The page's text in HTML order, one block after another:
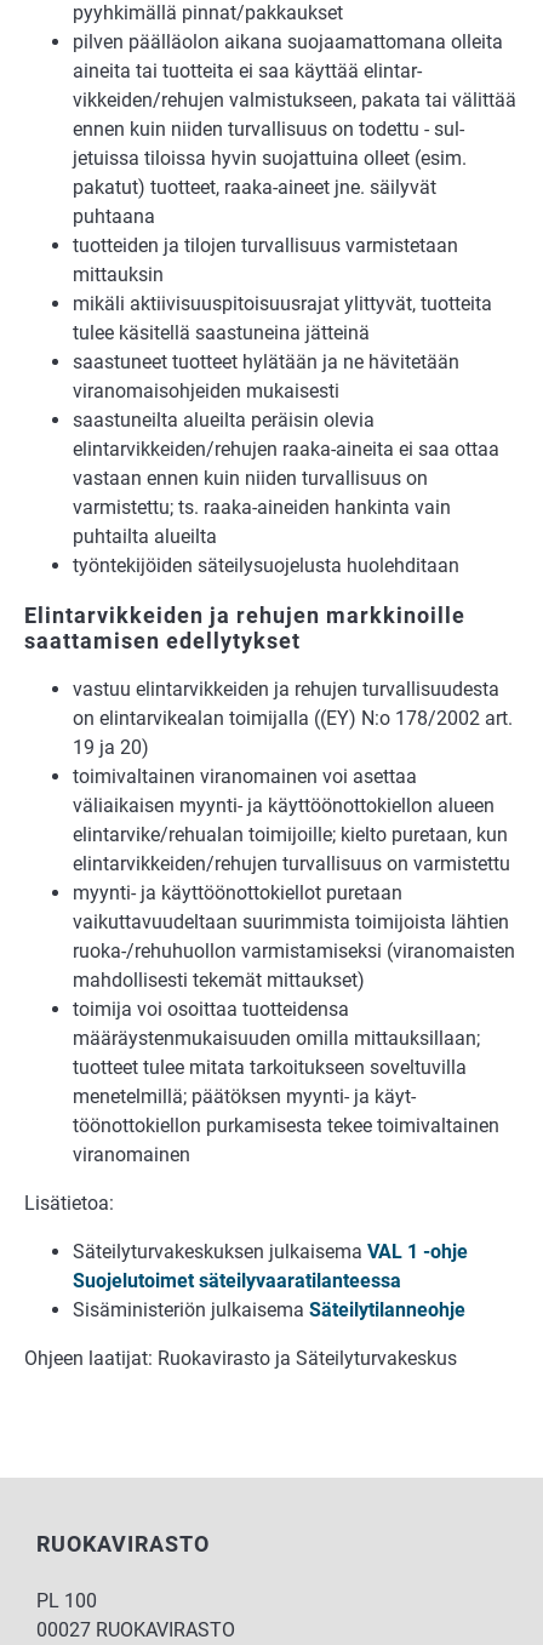
pyyhkimällä pinnat/pakkaukset
pilven päälläolon aikana suojaamattomana olleita
aineita tai tuotteita ei saa käyttää elintar­
vikkeiden/rehujen valmistukseen, pakata tai välittää
ennen kuin niiden turvallisuus on todettu - sul­
jetuissa tiloissa hyvin suojattuina olleet (esim.
pakatut) tuotteet, raaka-aineet jne. säilyvät
puhtaana
tuotteiden ja tilojen turvallisuus varmistetaan
mittauksin
mikäli aktiivisuuspitoisuusrajat ylittyvät, tuotteita
tulee käsitellä saastuneina jätteinä
saastuneet tuotteet hylätään ja ne hävitetään
viranomaisohjeiden mukaisesti
saastuneilta alueilta peräisin olevia
elintarvikkeiden/rehujen raaka-aineita ei saa ottaa
vastaan en­nen kuin niiden turvallisuus on
varmistettu; ts. raaka-aineiden hankinta vain
puhtailta alu­eilta
työntekijöiden säteilysuojelusta huolehditaan
Elintarvikkeiden ja rehujen markkinoille
saattamisen edellytykset
vastuu elintarvikkeiden ja rehujen turvallisuudesta
on elintarvikealan toimijalla ((EY) N:o 178/2002 art.
19 ja 20)
toimivaltainen viranomainen voi asettaa
väliaikaisen myynti- ja käyttöönottokiellon alueen
elintarvike/rehualan toimijoille; kielto puretaan, kun
elintarvikkeiden/rehujen turvallisuus on varmistettu
myynti- ja käyttöönottokiellot puretaan
vaikuttavuudeltaan suurimmista toimijoista läh­tien
ruoka-/rehuhuollon varmistamiseksi (viranomaisten
mahdollisesti tekemät mittaukset)
toimija voi osoittaa tuotteidensa
määräystenmukaisuuden omilla mittauksillaan;
tuot­teet tulee mitata tarkoitukseen soveltuvilla
menetelmillä; päätöksen myynti- ja käyt­
töönottokiellon purkamisesta tekee toimivaltainen
viranomainen
Lisätietoa:
Säteilyturvakeskuksen julkaisema VAL 1 -ohje
Suojelutoimet säteilyvaaratilanteessa
Sisäministeriön julkaisema Säteilytilanneohje
Ohjeen laatijat: Ruokavirasto ja Säteilyturvakeskus
RUOKAVIRASTO
PL 100
00027 RUOKAVIRASTO